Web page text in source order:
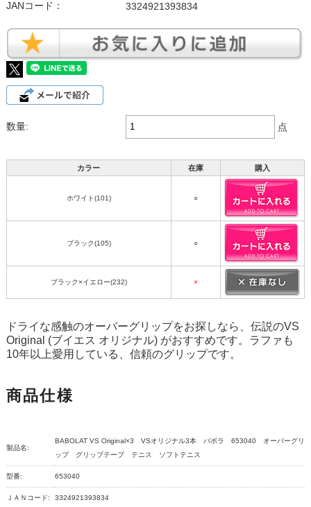
JANコード：
3324921393834
数量: 点
カラー 在庫 購入
ホワイト(101) ○
ブラック(105) ○
ブラック×イエロー(232) ×
ドライな感触のオーバーグリップをお探しなら、伝説のVS
Original (ブイエス オリジナル) がおすすめです。ラファも
10年以上愛用している、信頼のグリップです。
商品仕様
製品名:
BABOLAT VS Original×3 VSオリジナル3本 バボラ 653040 オーバーグリ
ップ グリップテープ テニス ソフトテニス
型番: 653040
ＪＡＮコード: 3324921393834